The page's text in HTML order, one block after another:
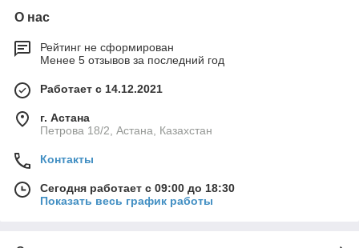
О нас
Рейтинг не сформирован
Менее 5 отзывов за последний год
Работает с 14.12.2021
г. Астана
Петрова 18/2, Астана, Казахстан
Контакты
Сегодня работает с 09:00 до 18:30
Показать весь график работы